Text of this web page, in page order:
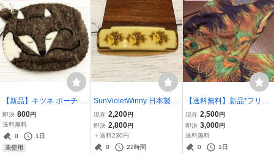
【新品】キツネ ポーチ チ
ャコールグレー〈新品タ
グ付〉小物入れ 化粧ポー
チハンドメイド きつね 動
物 羊毛 ネパール製 ウー
即決 800円
送料無料
0
1日
未使用
SunVioletWinny 日本製 ヴ
ィンテージバレッタ バラ
模様 薔薇〈used 美品〉サ
ンバイオレットウィニー
ヘアアクセサリー 大き
現在 2,200円
即決 2,800円
＋送料230円
0
22時間
【送料無料】新品*フリー
サイズ ワンピース*孔雀柄
*くじゃく柄*エスニック*
リゾート*ゆったり*紺
色 ST_H1②
現在 2,500円
即決 3,000円
送料無料
0
1日